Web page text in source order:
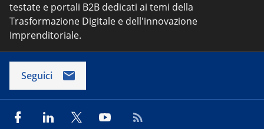
testate e portali B2B dedicati ai temi della
Trasformazione Digitale e dell'innovazione
Imprenditoriale.
Seguici